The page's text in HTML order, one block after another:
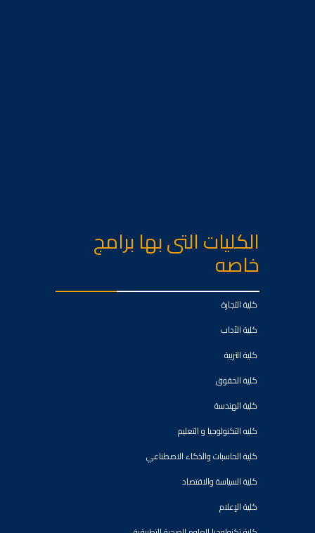
الكليات التى بها برامج
خاصه
كلية التجارة
كلية الأداب
كلية التربية
كلية الحقوق
كلية الهندسة
كليه التكنولوجيا و التعليم
كلية الحاسبات والذكاء الاصطناعي
كلية السياسة والاقتصاد
كلية الإعلام